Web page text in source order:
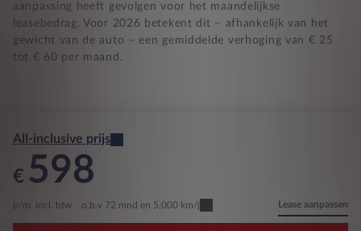
aanpassing heeft gevolgen voor het maandelijkse
leasebedrag. Voor 2026 betekent dit – afhankelijk van het
gewicht van de auto – een gemiddelde verhoging van € 25
tot € 60 per maand.
All-inclusive prijs
€ 598
p/m. incl. btw o.b.v 72 mnd en 5,000 km/j Lease aanpassen